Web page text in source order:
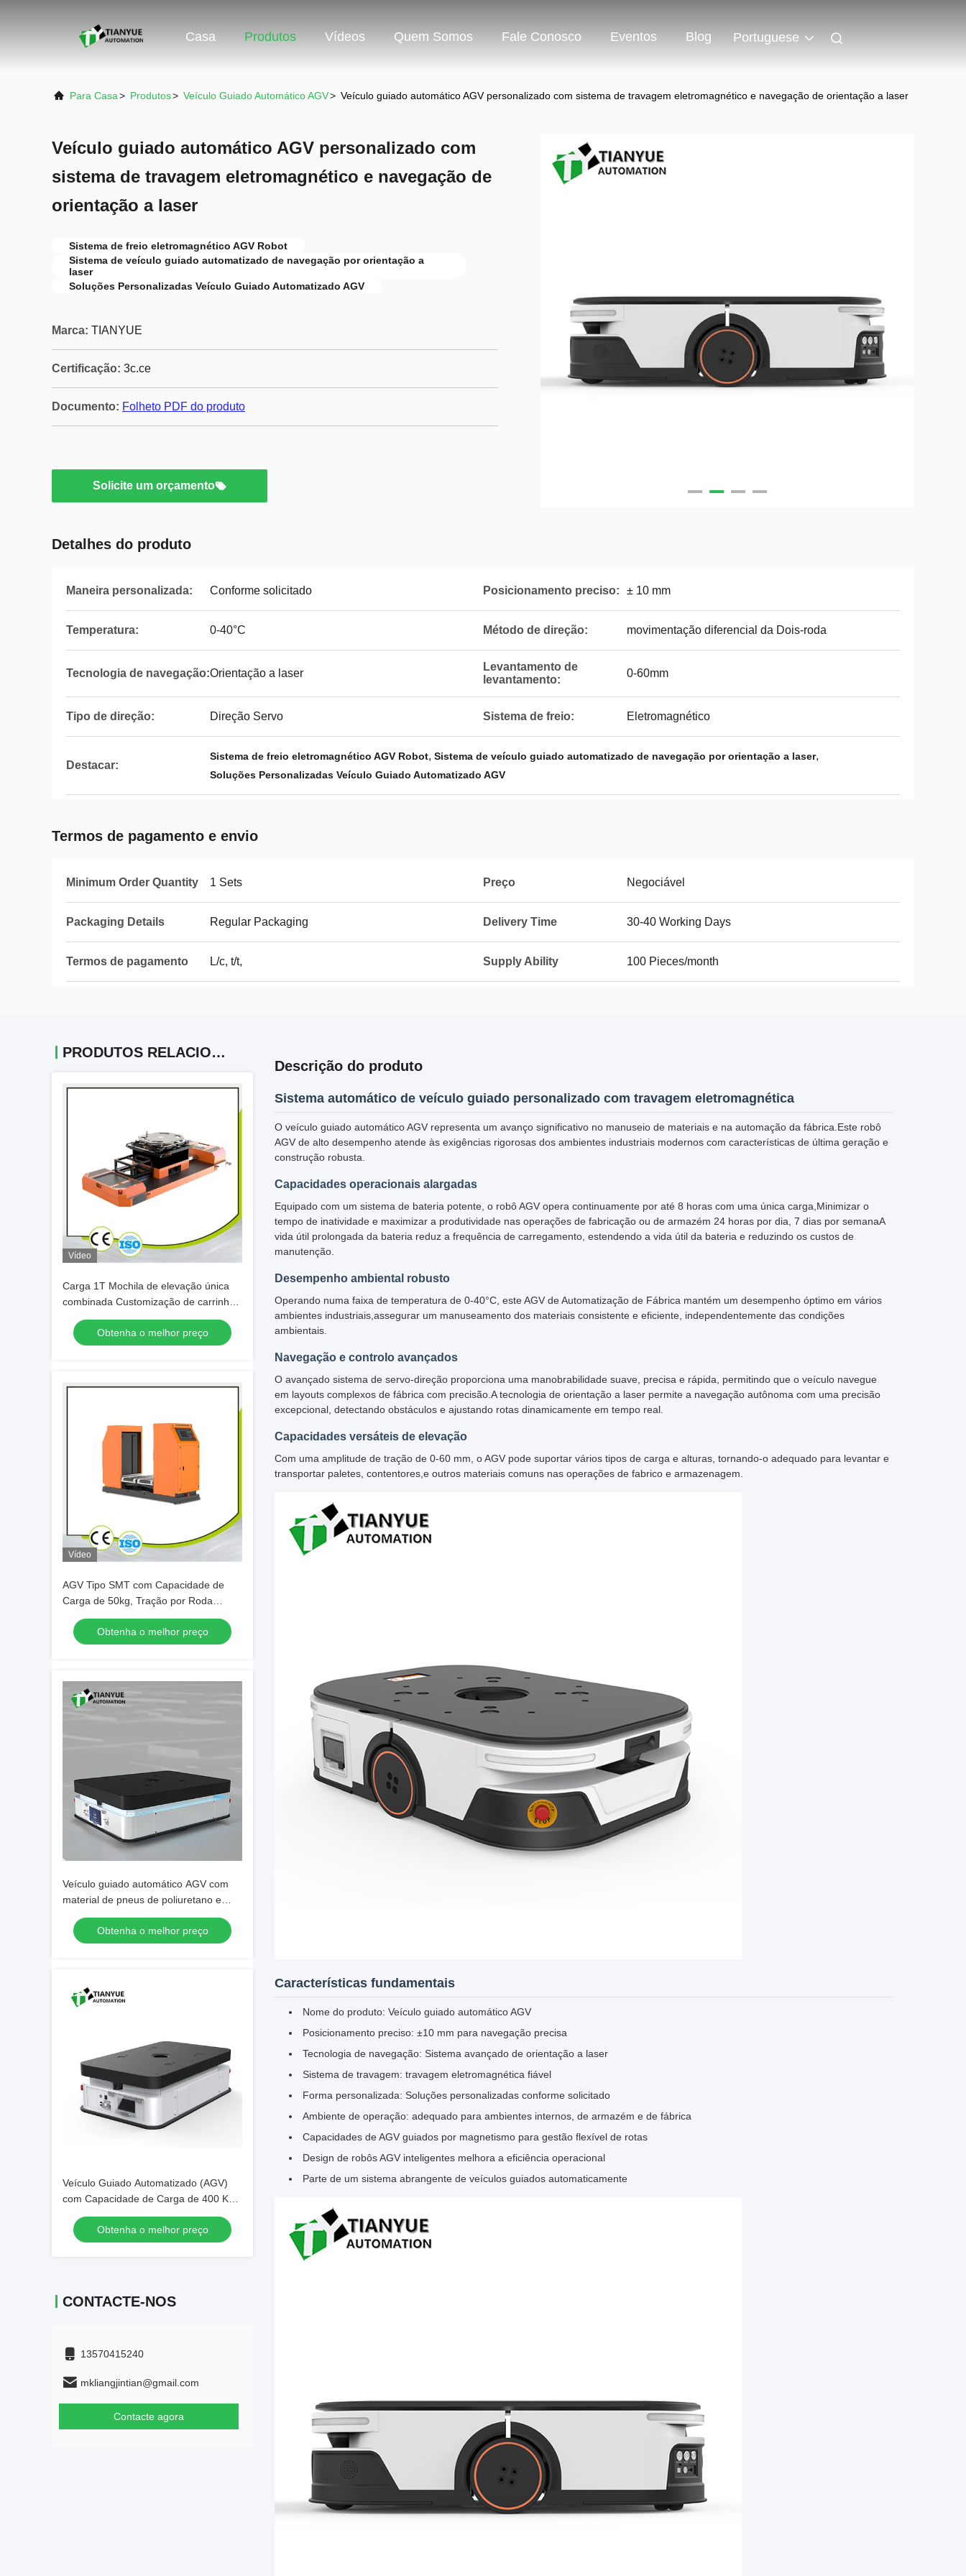
Casa Produtos Vídeos Quem Somos Fale Conosco Eventos Blog Portuguese
Para Casa> Produtos> Veículo Guiado Automático AGV> Veículo guiado automático AGV personalizado com sistema de travagem eletromagnético e navegação de orientação a laser
Veículo guiado automático AGV personalizado com
sistema de travagem eletromagnético e navegação de
orientação a laser
Sistema de freio eletromagnético AGV Robot
Sistema de veículo guiado automatizado de navegação por orientação a
laser
Soluções Personalizadas Veículo Guiado Automatizado AGV
Marca: TIANYUE
Certificação: 3c.ce
Documento: Folheto PDF do produto
Solicite um orçamento
Detalhes do produto
Maneira personalizada: Conforme solicitado Posicionamento preciso: ± 10 mm
Temperatura: 0-40°C Método de direção: movimentação diferencial da Dois-roda
Tecnologia de navegação:Orientação a laser
Levantamento de
levantamento:
0-60mm
Tipo de direção: Direção Servo Sistema de freio: Eletromagnético
Destacar:
Sistema de freio eletromagnético AGV Robot, Sistema de veículo guiado automatizado de navegação por orientação a laser,
Soluções Personalizadas Veículo Guiado Automatizado AGV
Termos de pagamento e envio
Minimum Order Quantity 1 Sets Preço Negociável
Packaging Details Regular Packaging Delivery Time 30-40 Working Days
Termos de pagamento L/c, t/t, Supply Ability 100 Pieces/month
PRODUTOS RELACIONADOS
Vídeo
Carga 1T Mochila de elevação única
combinada Customização de carrinho
industrial AGV
Obtenha o melhor preço
Vídeo
AGV Tipo SMT com Capacidade de
Carga de 50kg, Tração por Roda
Mecanum e Guiagem a Laser para
Transporte de Material de PCB
Obtenha o melhor preço
Veículo guiado automático AGV com
material de pneus de poliuretano e
capacidade de carga de 1500 kg para
precisão de estacionamento de ± 10
Obtenha o melhor preço
Veículo Guiado Automatizado (AGV)
com Capacidade de Carga de 400 Kg,
Diâmetro Rotacional de 942 mm e
Tração Diferencial de Duas Rodas para
Automação de Armazéns
Obtenha o melhor preço
CONTACTE-NOS
13570415240
mkliangjintian@gmail.com
Contacte agora
Descrição do produto
Sistema automático de veículo guiado personalizado com travagem eletromagnética
O veículo guiado automático AGV representa um avanço significativo no manuseio de materiais e na automação da fábrica.Este robô
AGV de alto desempenho atende às exigências rigorosas dos ambientes industriais modernos com características de última geração e
construção robusta.
Capacidades operacionais alargadas
Equipado com um sistema de bateria potente, o robô AGV opera continuamente por até 8 horas com uma única carga,Minimizar o
tempo de inatividade e maximizar a produtividade nas operações de fabricação ou de armazém 24 horas por dia, 7 dias por semanaA
vida útil prolongada da bateria reduz a frequência de carregamento, estendendo a vida útil da bateria e reduzindo os custos de
manutenção.
Desempenho ambiental robusto
Operando numa faixa de temperatura de 0-40°C, este AGV de Automatização de Fábrica mantém um desempenho óptimo em vários
ambientes industriais,assegurar um manuseamento dos materiais consistente e eficiente, independentemente das condições
ambientais.
Navegação e controlo avançados
O avançado sistema de servo-direção proporciona uma manobrabilidade suave, precisa e rápida, permitindo que o veículo navegue
em layouts complexos de fábrica com precisão.A tecnologia de orientação a laser permite a navegação autônoma com uma precisão
excepcional, detectando obstáculos e ajustando rotas dinamicamente em tempo real.
Capacidades versáteis de elevação
Com uma amplitude de tração de 0-60 mm, o AGV pode suportar vários tipos de carga e alturas, tornando-o adequado para levantar e
transportar paletes, contentores,e outros materiais comuns nas operações de fabrico e armazenagem.
Características fundamentais
Nome do produto: Veículo guiado automático AGV
Posicionamento preciso: ±10 mm para navegação precisa
Tecnologia de navegação: Sistema avançado de orientação a laser
Sistema de travagem: travagem eletromagnética fiável
Forma personalizada: Soluções personalizadas conforme solicitado
Ambiente de operação: adequado para ambientes internos, de armazém e de fábrica
Capacidades de AGV guiados por magnetismo para gestão flexível de rotas
Design de robôs AGV inteligentes melhora a eficiência operacional
Parte de um sistema abrangente de veículos guiados automaticamente